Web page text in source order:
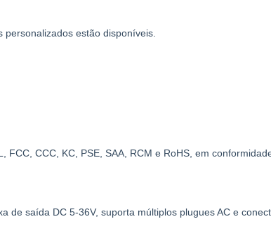
estão disponíveis.
FCC, CCC, KC, PSE, SAA, RCM e RoHS, em
de saída DC 5-36V, suporta múltiplos plugues AC e